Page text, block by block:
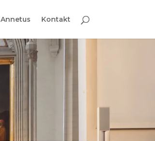
Annetus Kontakt